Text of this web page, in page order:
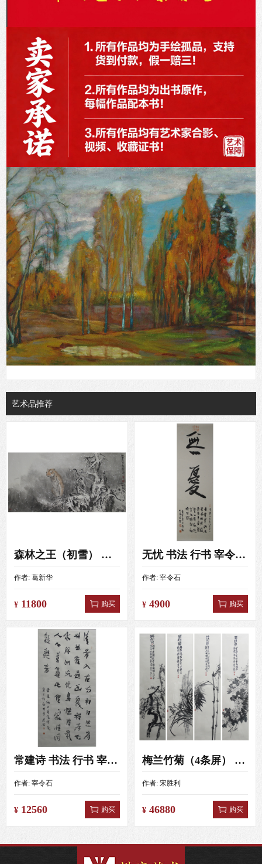
艺术品推荐
森林之王（初雪） 葛新华 （138x69）
作者: 葛新华
¥ 11800 购买
无忧 书法 行书 宰令石 （108X35）
作者: 宰令石
¥ 4900 购买
常建诗 书法 行书 宰令石 4尺（138X69）
作者: 宰令石
¥ 12560 购买
梅兰竹菊（4条屏） 宋胜利 4尺对开（138X34）
作者: 宋胜利
¥ 46880 购买